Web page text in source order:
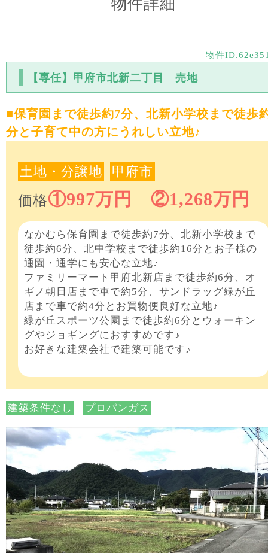
物件詳細
物件
【専任】甲府市北新二丁目 売地
■保育園まで徒歩約7分、北新小学校まで徒歩
分と子育て中の方にうれしい立地♪
土地・分譲地 甲府市
価格①997万円 ②1,268万円
なかむら保育園まで徒歩約7分、北新小学校まで
徒歩約6分、北中学校まで徒歩約16分とお子様の
通園・通学にも安心な立地♪
ファミリーマート甲府北新店まで徒歩約6分、オ
ギノ朝日店まで車で約5分、サンドラッグ緑が丘
店まで車で約4分とお買物便良好な立地♪
緑が丘スポーツ公園まで徒歩約6分とウォーキン
グやジョギングにおすすめです♪
お好きな建築会社で建築可能です♪
建築条件なし プロパンガス